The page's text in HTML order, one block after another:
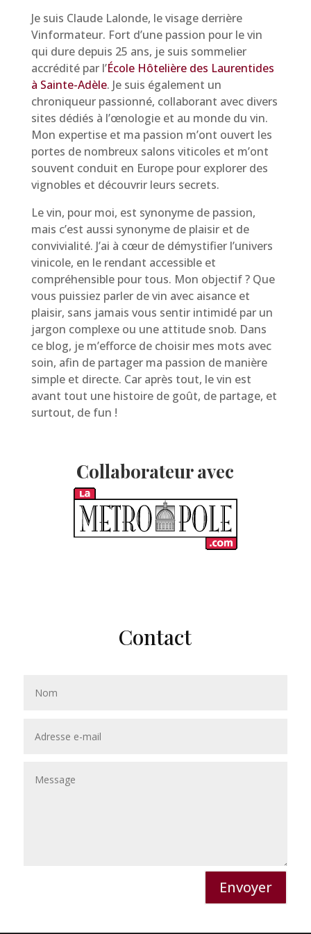
Je suis Claude Lalonde, le visage derrière
Vinformateur. Fort d’une passion pour le vin
qui dure depuis 25 ans, je suis sommelier
accrédité par l’École Hôtelière des Laurentides
à Sainte-Adèle. Je suis également un
chroniqueur passionné, collaborant avec divers
sites dédiés à l’œnologie et au monde du vin.
Mon expertise et ma passion m’ont ouvert les
portes de nombreux salons viticoles et m’ont
souvent conduit en Europe pour explorer des
vignobles et découvrir leurs secrets.
Le vin, pour moi, est synonyme de passion,
mais c’est aussi synonyme de plaisir et de
convivialité. J’ai à cœur de démystifier l’univers
vinicole, en le rendant accessible et
compréhensible pour tous. Mon objectif ? Que
vous puissiez parler de vin avec aisance et
plaisir, sans jamais vous sentir intimidé par un
jargon complexe ou une attitude snob. Dans
ce blog, je m’efforce de choisir mes mots avec
soin, afin de partager ma passion de manière
simple et directe. Car après tout, le vin est
avant tout une histoire de goût, de partage, et
surtout, de fun !
Collaborateur avec
Contact
Envoyer